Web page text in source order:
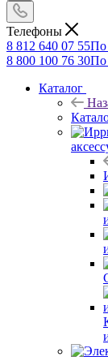
Телефоны
8 812 640 07 55По
8 800 100 76 30По
Каталог